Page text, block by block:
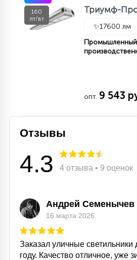
УПРАВЛЕНИЕ
СТЕКЛЯННЫЕ
ПОДВЕСНЫЕ
НАПОЛЬНЫЕ
НАСТЕННЫЕ
С
160
лт/вт
Триумф-
✨17600 лм
Промышленный
опт. 9 543
Отзывы
4.3 4 отзыва • 9 оценок
Андрей Семенычев
16 марта 2026
Заказал уличные светильники
году. Качество отличное, уже